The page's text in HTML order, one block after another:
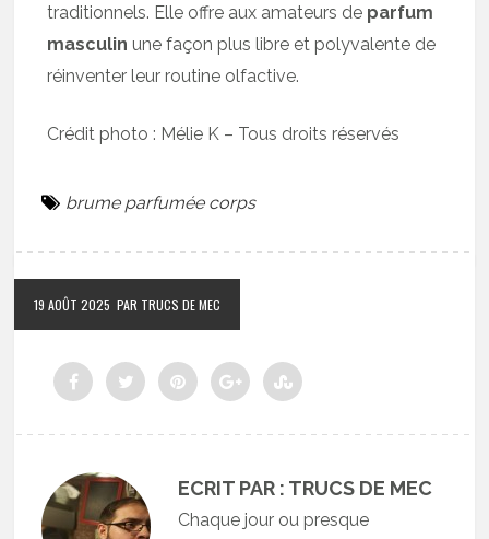
traditionnels. Elle offre aux amateurs de parfum
masculin une façon plus libre et polyvalente de
réinventer leur routine olfactive.
Crédit photo : Mélie K – Tous droits réservés
brume parfumée corps
19 AOÛT 2025 PAR TRUCS DE MEC
ECRIT PAR : TRUCS DE MEC
Chaque jour ou presque